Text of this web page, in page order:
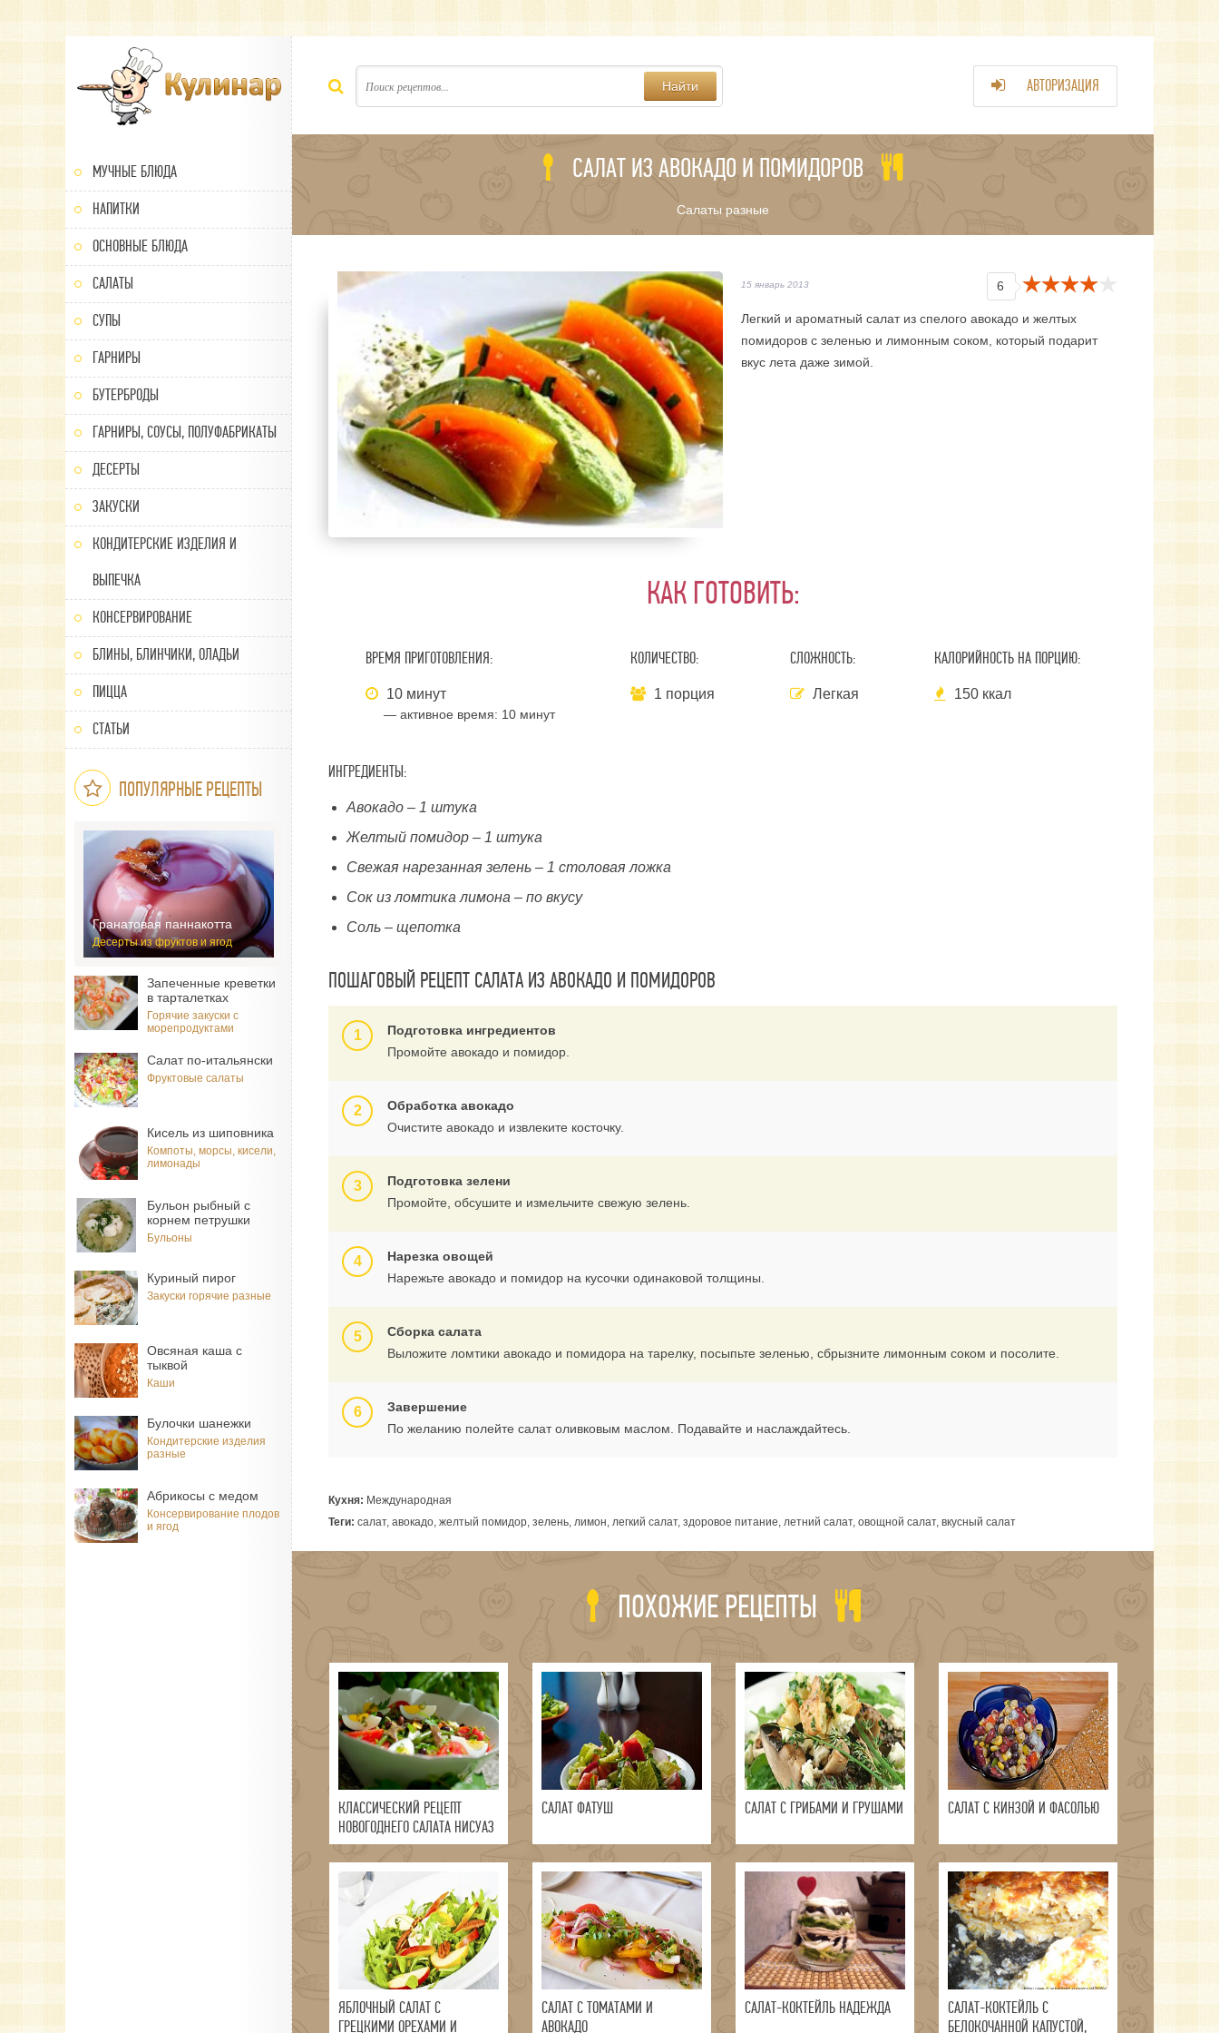
МУЧНЫЕ БЛЮДА
НАПИТКИ
ОСНОВНЫЕ БЛЮДА
САЛАТЫ
СУПЫ
ГАРНИРЫ
БУТЕРБРОДЫ
ГАРНИРЫ, СОУСЫ, ПОЛУФАБРИКАТЫ
ДЕСЕРТЫ
ЗАКУСКИ
КОНДИТЕРСКИЕ ИЗДЕЛИЯ И
ВЫПЕЧКА
КОНСЕРВИРОВАНИЕ
БЛИНЫ, БЛИНЧИКИ, ОЛАДЬИ
ПИЦЦА
СТАТЬИ
ПОПУЛЯРНЫЕ РЕЦЕПТЫ
Гранатовая паннакотта
Десерты из фруктов и ягод
Запеченные креветки
в тарталетках
Горячие закуски с
морепродуктами
Салат по-итальянски
Фруктовые салаты
Кисель из шиповника
Компоты, морсы, кисели,
лимонады
Бульон рыбный с
корнем петрушки
Бульоны
Куриный пирог
Закуски горячие разные
Овсяная каша с
тыквой
Каши
Булочки шанежки
Кондитерские изделия
разные
Абрикосы с медом
Консервирование плодов
и ягод
Найти АВТОРИЗАЦИЯ
САЛАТ ИЗ АВОКАДО И ПОМИДОРОВ
Салаты разные
15 январь 2013 6
Легкий и ароматный салат из спелого авокадо и желтых
помидоров с зеленью и лимонным соком, который подарит
вкус лета даже зимой.
КАК ГОТОВИТЬ:
ВРЕМЯ ПРИГОТОВЛЕНИЯ:
10 минут
— активное время: 10 минут
КОЛИЧЕСТВО:
1 порция
СЛОЖНОСТЬ:
Легкая
КАЛОРИЙНОСТЬ НА ПОРЦИЮ:
150 ккал
ИНГРЕДИЕНТЫ:
Авокадо – 1 штука
Желтый помидор – 1 штука
Свежая нарезанная зелень – 1 столовая ложка
Сок из ломтика лимона – по вкусу
Соль – щепотка
ПОШАГОВЫЙ РЕЦЕПТ САЛАТА ИЗ АВОКАДО И ПОМИДОРОВ
Подготовка ингредиентов
Промойте авокадо и помидор.
Обработка авокадо
Очистите авокадо и извлеките косточку.
Подготовка зелени
Промойте, обсушите и измельчите свежую зелень.
Нарезка овощей
Нарежьте авокадо и помидор на кусочки одинаковой толщины.
Сборка салата
Выложите ломтики авокадо и помидора на тарелку, посыпьте зеленью, сбрызните лимонным соком и посолите.
Завершение
По желанию полейте салат оливковым маслом. Подавайте и наслаждайтесь.
Кухня: Международная
Теги: салат, авокадо, желтый помидор, зелень, лимон, легкий салат, здоровое питание, летний салат, овощной салат, вкусный салат
ПОХОЖИЕ РЕЦЕПТЫ
КЛАССИЧЕСКИЙ РЕЦЕПТ
НОВОГОДНЕГО САЛАТА НИСУАЗ
САЛАТ ФАТУШ САЛАТ С ГРИБАМИ И ГРУШАМИ САЛАТ С КИНЗОЙ И ФАСОЛЬЮ
ЯБЛОЧНЫЙ САЛАТ С
ГРЕЦКИМИ ОРЕХАМИ И
САЛАТ С ТОМАТАМИ И
АВОКАДО
САЛАТ-КОКТЕЙЛЬ НАДЕЖДА
САЛАТ-КОКТЕЙЛЬ С
БЕЛОКОЧАННОЙ КАПУСТОЙ,